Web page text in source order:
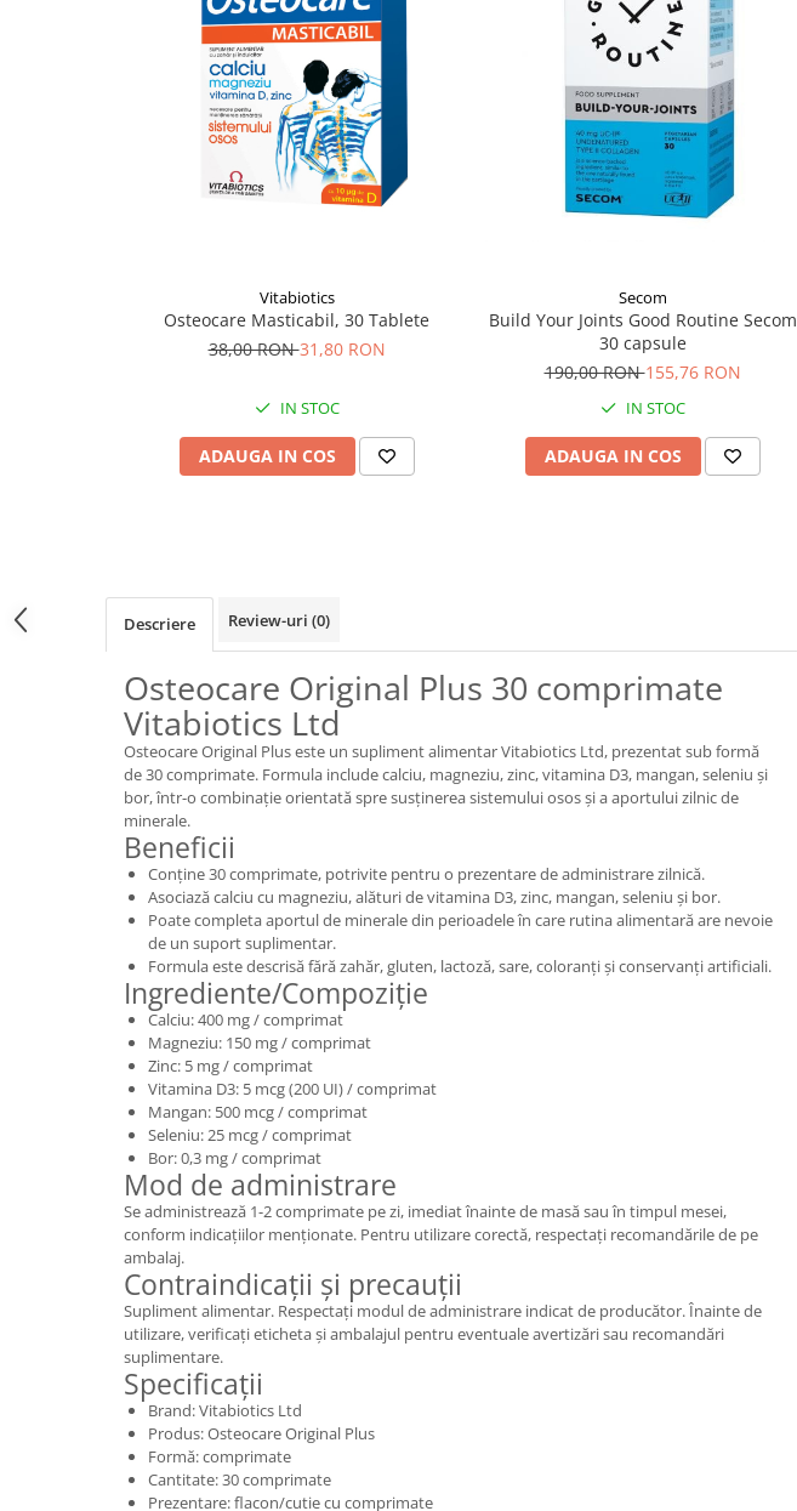
Supliment Vitamina D3
Tincturi si Gemoderivate
Vitabiotics
Osteocare Masticabil, 30 Tablete
38,00 RON31,80 RON
IN STOC
ADAUGA IN COS
Secom
Build Your Joints Good Routine Secom
30 capsule
190,00 RON155,76 RON
IN STOC
ADAUGA IN COS
Descriere Review-uri (0)
Osteocare Original Plus 30 comprimate
Vitabiotics Ltd
Osteocare Original Plus este un supliment alimentar Vitabiotics Ltd, prezentat sub formă
de 30 comprimate. Formula include calciu, magneziu, zinc, vitamina D3, mangan, seleniu și
bor, într-o combinație orientată spre susținerea sistemului osos și a aportului zilnic de
minerale.
Beneficii
Conține 30 comprimate, potrivite pentru o prezentare de administrare zilnică.
Asociază calciu cu magneziu, alături de vitamina D3, zinc, mangan, seleniu și bor.
Poate completa aportul de minerale din perioadele în care rutina alimentară are nevoie
de un suport suplimentar.
Formula este descrisă fără zahăr, gluten, lactoză, sare, coloranți și conservanți artificiali.
Ingrediente/Compoziție
Calciu: 400 mg / comprimat
Magneziu: 150 mg / comprimat
Zinc: 5 mg / comprimat
Vitamina D3: 5 mcg (200 UI) / comprimat
Mangan: 500 mcg / comprimat
Seleniu: 25 mcg / comprimat
Bor: 0,3 mg / comprimat
Mod de administrare
Se administrează 1-2 comprimate pe zi, imediat înainte de masă sau în timpul mesei,
conform indicațiilor menționate. Pentru utilizare corectă, respectați recomandările de pe
ambalaj.
Contraindicații și precauții
Supliment alimentar. Respectați modul de administrare indicat de producător. Înainte de
utilizare, verificați eticheta și ambalajul pentru eventuale avertizări sau recomandări
suplimentare.
Specificații
Brand: Vitabiotics Ltd
Produs: Osteocare Original Plus
Formă: comprimate
Cantitate: 30 comprimate
Prezentare: flacon/cutie cu comprimate